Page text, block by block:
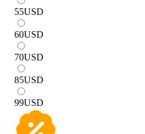
55USD
60USD
70USD
85USD
99USD